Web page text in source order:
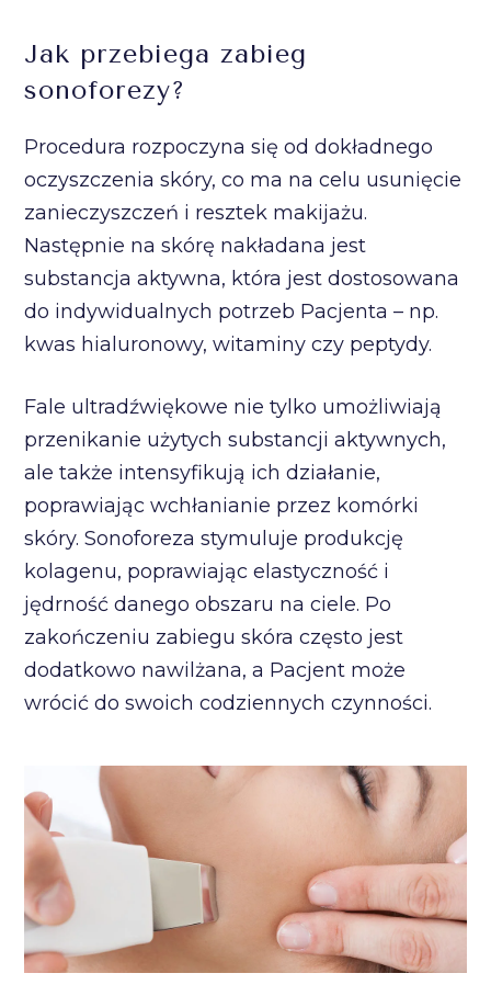
Jak przebiega zabieg
sonoforezy?
Procedura rozpoczyna się od dokładnego
oczyszczenia skóry, co ma na celu usunięcie
zanieczyszczeń i resztek makijażu.
Następnie na skórę nakładana jest
substancja aktywna, która jest dostosowana
do indywidualnych potrzeb Pacjenta – np.
kwas hialuronowy, witaminy czy peptydy.
Fale ultradźwiękowe nie tylko umożliwiają
przenikanie użytych substancji aktywnych,
ale także intensyfikują ich działanie,
poprawiając wchłanianie przez komórki
skóry. Sonoforeza stymuluje produkcję
kolagenu, poprawiając elastyczność i
jędrność danego obszaru na ciele. Po
zakończeniu zabiegu skóra często jest
dodatkowo nawilżana, a Pacjent może
wrócić do swoich codziennych czynności.